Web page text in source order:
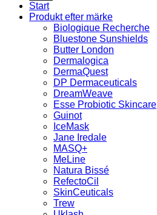
Start
Produkt efter märke
Biologique Recherche
Bluestone Sunshields
Butter London
Dermalogica
DermaQuest
DP Dermaceuticals
DreamWeave
Esse Probiotic Skincare
Guinot
IceMask
Jane Iredale
MASQ+
MeLine
Natura Bissé
RefectoCil
SkinCeuticals
Trew